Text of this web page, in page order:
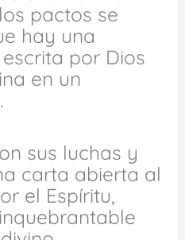
pactos se
hay una
por Dios
en un
sus luchas y
carta abierta al
el Espíritu,